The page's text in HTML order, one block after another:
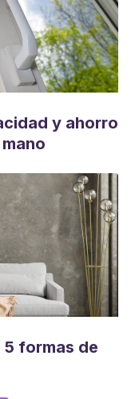
y ahorro
formas de